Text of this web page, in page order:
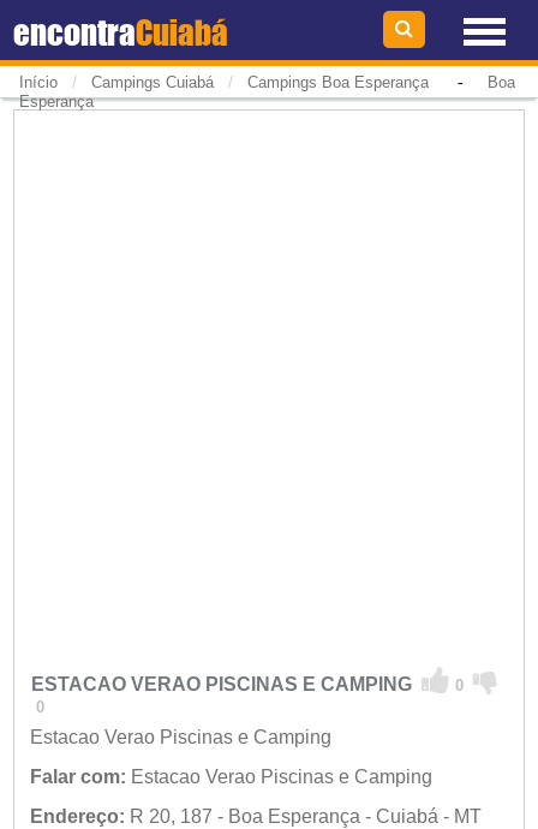
encontraCuiabá
Início / Campings Cuiabá / Campings Boa Esperança-
Boa
Esperança
ESTACAO VERAO PISCINAS E CAMPING
0
0
Estacao Verao Piscinas e Camping
Falar com: Estacao Verao Piscinas e Camping
Endereço: R 20, 187 - Boa Esperança - Cuiabá - MT